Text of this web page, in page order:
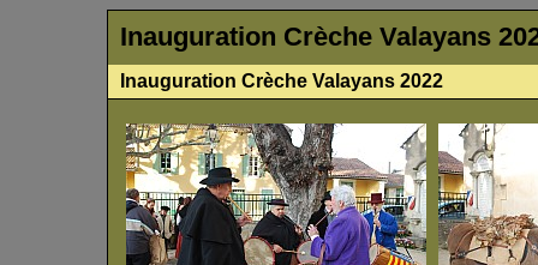
Inauguration Crèche Valayans
Inauguration Crèche Valayans 2022